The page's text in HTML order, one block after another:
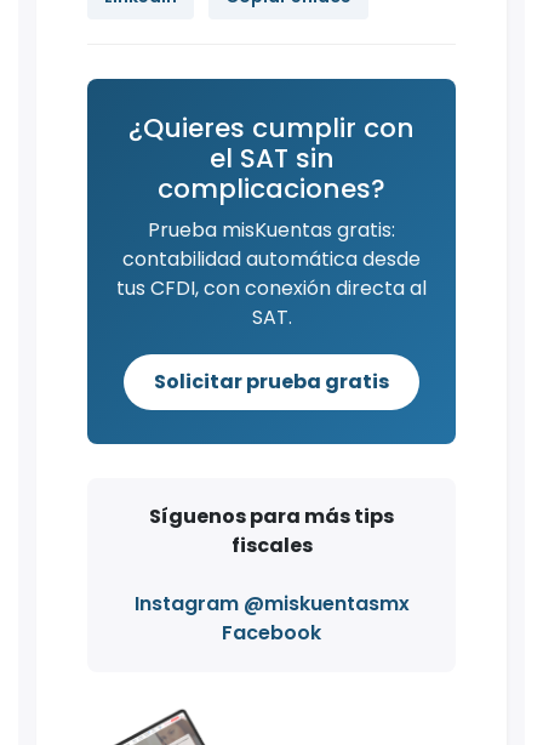
¿Quieres cumplir con
el SAT sin
complicaciones?
Prueba misKuentas gratis:
contabilidad automática desde
tus CFDI, con conexión directa al
SAT.
Solicitar prueba gratis
Síguenos para más tips
fiscales
Instagram @miskuentasmx
Facebook